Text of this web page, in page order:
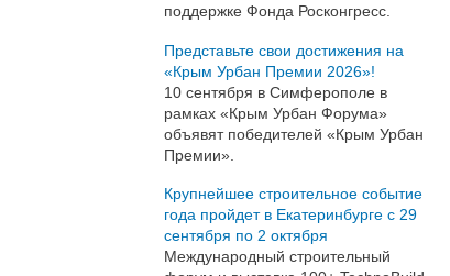
поддержке Фонда Росконгресс.
Представьте свои достижения на
«Крым Урбан Премии 2026»!
10 сентября в Симферополе в
рамках «Крым Урбан Форума»
объявят победителей «Крым Урбан
Премии».
Крупнейшее строительное событие
года пройдет в Екатеринбурге с 29
сентября по 2 октября
Международный строительный